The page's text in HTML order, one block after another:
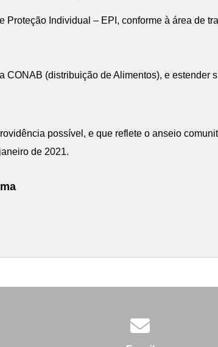
Proteção Individual – EPI, conforme à área de
CONAB (distribuição de Alimentos), e
possível, e que reflete o anseio
de 2021.